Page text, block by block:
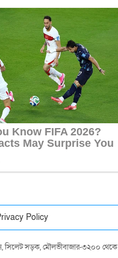
Policy
সিলেট সড়ক, মৌলভীবাজার-৩২০০ থেকে